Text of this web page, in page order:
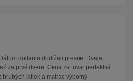
dodania dodržali presne. Dvaja
za prvé dvere. Cena za tovar perfektná.
hrubých latiek a matrac výborný.